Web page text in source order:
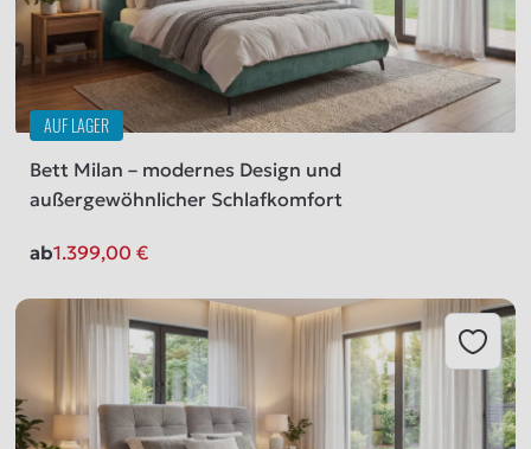
AUF LAGER
Bett Milan – modernes Design und
außergewöhnlicher Schlafkomfort
ab1.399,00€